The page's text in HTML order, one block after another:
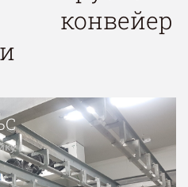
конвейер